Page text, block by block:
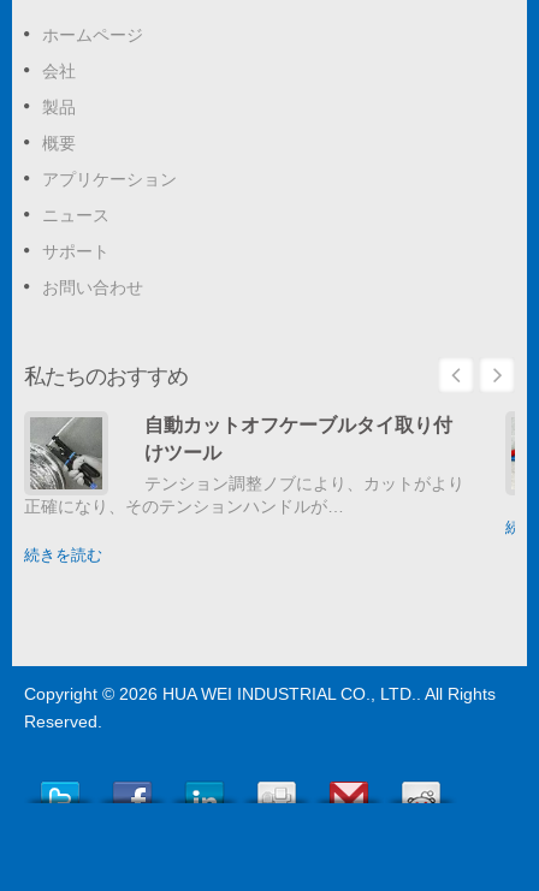
ホームページ
会社
製品
概要
アプリケーション
ニュース
サポート
お問い合わせ
私たちのおすすめ
自動カットオフケーブルタイ取り付
けツール
テンション調整ノブにより、カットがより
正確になり、そのテンションハンドルが…
続きを読む
続
Copyright © 2026 HUA WEI INDUSTRIAL CO., LTD.
. All Rights
Reserved.